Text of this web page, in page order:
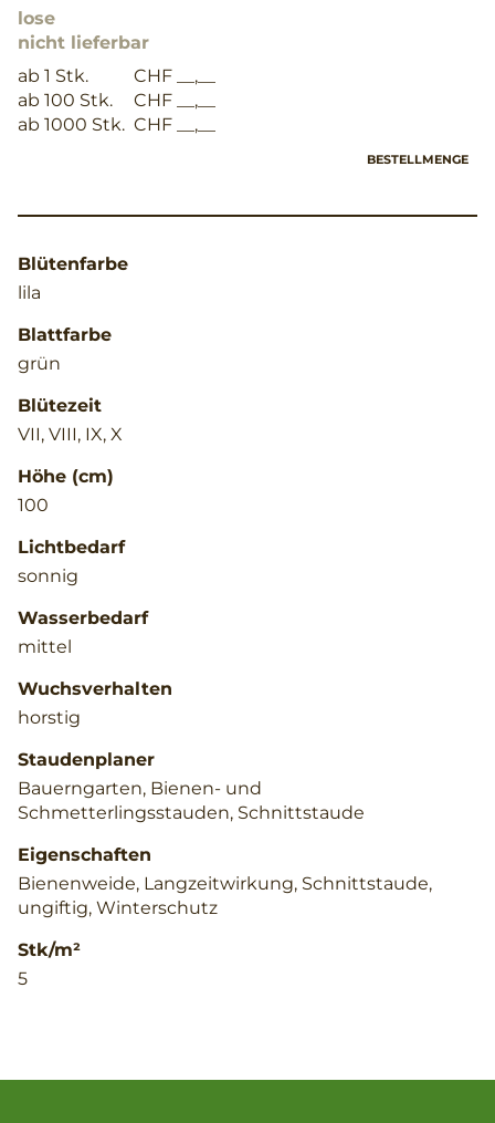
lose
nicht lieferbar
ab 1 Stk.
CHF __,__
ab 100 Stk.
CHF __,__
ab 1000 Stk. CHF __,__
BESTELLMENGE
Blütenfarbe
lila
Blattfarbe
grün
Blütezeit
VII, VIII, IX, X
Höhe (cm)
100
Lichtbedarf
sonnig
Wasserbedarf
mittel
Wuchsverhalten
horstig
Staudenplaner
Bauerngarten, Bienen- und
Schmetterlingsstauden, Schnittstaude
Eigenschaften
Bienenweide, Langzeitwirkung, Schnittstaude,
ungiftig, Winterschutz
Stk/m²
5